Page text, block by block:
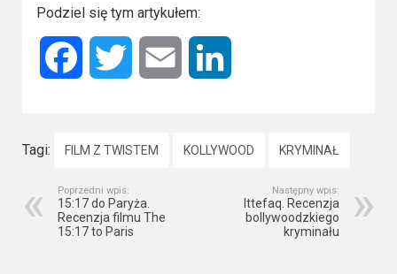
Podziel się tym artykułem:
Facebook Twitter Email
Tagi: FILM Z TWISTEM KOLLYWOOD KRYMINAŁ
Poprzedni wpis:
15:17 do Paryża.
Recenzja filmu The
15:17 to Paris
Następny wpis:
Ittefaq. Recenzja
bollywoodzkiego
kryminału